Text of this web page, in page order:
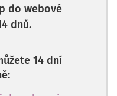
do webové
dnů.
14 dní